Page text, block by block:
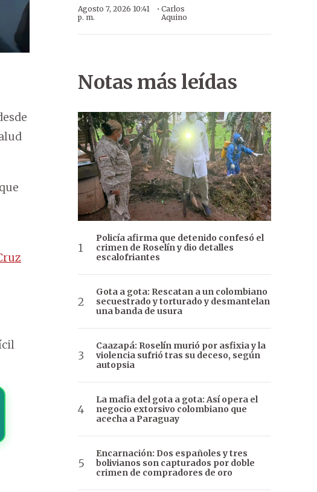
Agosto 7, 2026 10:41
p. m.
· Carlos
Aquino
Notas más leídas
Policía afirma que detenido confesó el
crimen de Roselín y dio detalles
escalofriantes
Gota a gota: Rescatan a un colombiano
secuestrado y torturado y desmantelan
una banda de usura
Caazapá: Roselín murió por asfixia y la
violencia sufrió tras su deceso, según
autopsia
La mafia del gota a gota: Así opera el
negocio extorsivo colombiano que
acecha a Paraguay
Encarnación: Dos españoles y tres
bolivianos son capturados por doble
crimen de compradores de oro